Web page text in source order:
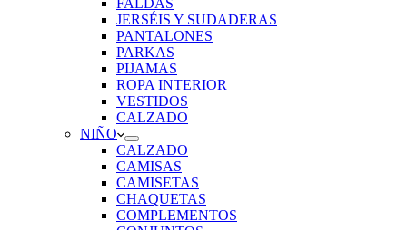
FALDAS
JERSÉIS Y SUDADERAS
PANTALONES
PARKAS
PIJAMAS
ROPA INTERIOR
VESTIDOS
CALZADO
NIÑO
CALZADO
CAMISAS
CAMISETAS
CHAQUETAS
COMPLEMENTOS